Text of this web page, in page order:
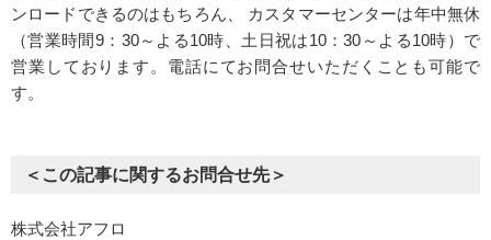
ンロードできるのはもちろん、 カスタマーセンターは年中無休
（営業時間9：30～よる10時、土日祝は10：30～よる10時）で
営業しております。電話にてお問合せいただくことも可能で
す。
＜この記事に関するお問合せ先＞
株式会社アフロ